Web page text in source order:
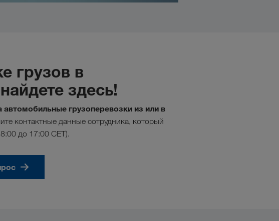
грузов в
здесь!
грузоперевозки из или в
контактные данные сотрудника, который
до 17:00 CET).